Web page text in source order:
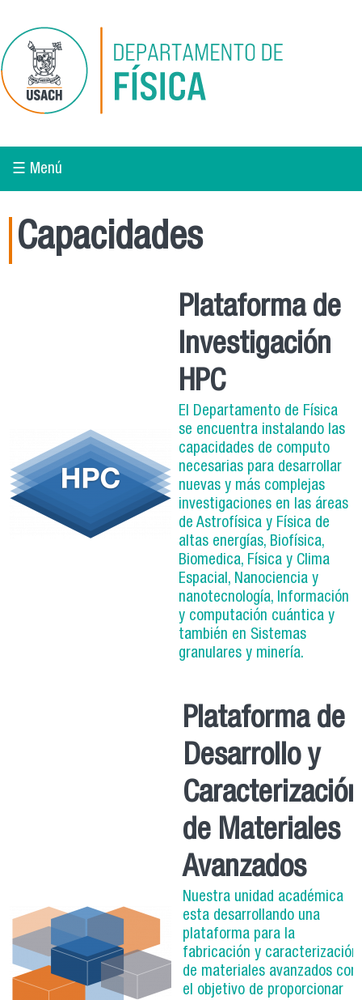
☰ Menú
Capacidades
Plataforma de
Investigación
HPC
El Departamento de Física
se encuentra instalando las
capacidades de computo
necesarias para desarrollar
nuevas y más complejas
investigaciones en las áreas
de Astrofísica y Física de
altas energías, Biofísica,
Biomedica, Física y Clima
Espacial, Nanociencia y
nanotecnología, Información
y computación cuántica y
también en Sistemas
granulares y minería.
Plataforma de
Desarrollo y
Caracterización
de Materiales
Avanzados
Nuestra unidad académica
esta desarrollando una
plataforma para la
fabricación y caracterización
de materiales avanzados con
el objetivo de proporcionar